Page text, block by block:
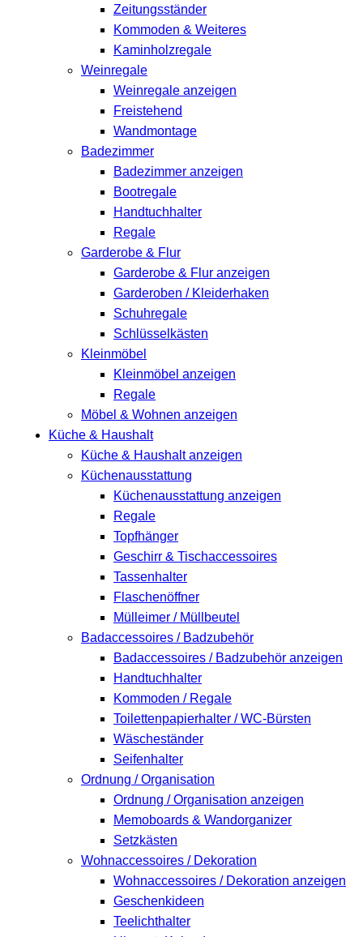
Zeitungsständer
Kommoden & Weiteres
Kaminholzregale
Weinregale
Weinregale anzeigen
Freistehend
Wandmontage
Badezimmer
Badezimmer anzeigen
Bootregale
Handtuchhalter
Regale
Garderobe & Flur
Garderobe & Flur anzeigen
Garderoben / Kleiderhaken
Schuhregale
Schlüsselkästen
Kleinmöbel
Kleinmöbel anzeigen
Regale
Möbel & Wohnen anzeigen
Küche & Haushalt
Küche & Haushalt anzeigen
Küchenausstattung
Küchenausstattung anzeigen
Regale
Topfhänger
Geschirr & Tischaccessoires
Tassenhalter
Flaschenöffner
Mülleimer / Müllbeutel
Badaccessoires / Badzubehör
Badaccessoires / Badzubehör anzeigen
Handtuchhalter
Kommoden / Regale
Toilettenpapierhalter / WC-Bürsten
Wäscheständer
Seifenhalter
Ordnung / Organisation
Ordnung / Organisation anzeigen
Memoboards & Wandorganizer
Setzkästen
Wohnaccessoires / Dekoration
Wohnaccessoires / Dekoration anzeigen
Geschenkideen
Teelichthalter